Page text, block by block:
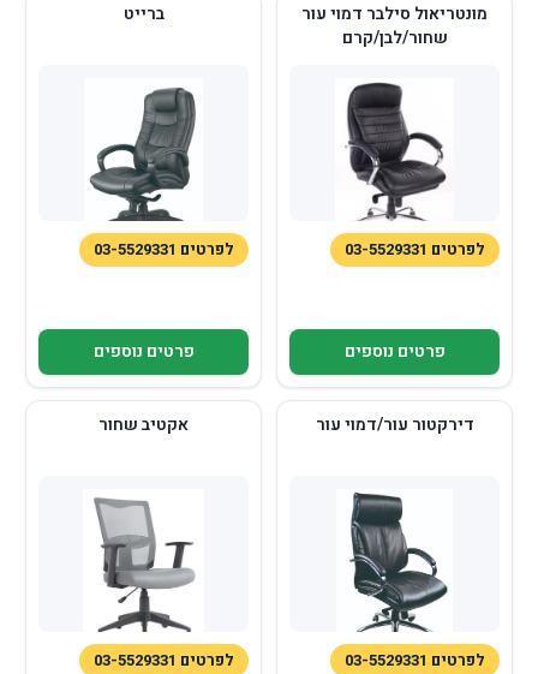
מונטריאול סילבר דמוי עור
שחור/לבן/קרם
לפרטים 03-5529331
פרטים נוספים
ברייט
לפרטים 03-5529331
פרטים נוספים
דירקטור עור/דמוי עור
לפרטים 03-5529331
אקטיב שחור
לפרטים 03-5529331